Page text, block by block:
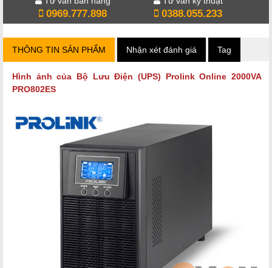
0969.777.898 0388.055.233
THÔNG TIN SẢN PHẨM Nhận xét đánh giá Tag
Hình ảnh của Bộ Lưu Điện (UPS) Prolink Online 2000VA
PRO802ES